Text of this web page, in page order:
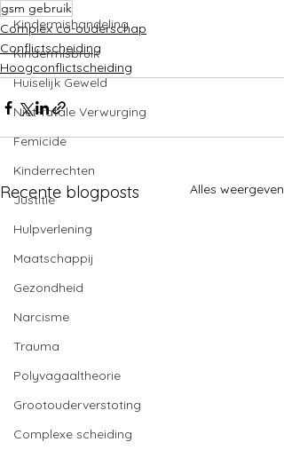
Kindermishandeling
Kindermisbruik
Huiselijk Geweld
Niet-fatale Verwurging
Femicide
Kinderrechten
Justitie
Hulpverlening
Maatschappij
Gezondheid
Narcisme
Trauma
Polyvagaaltheorie
Grootouderverstoting
Complexe scheiding
gsm gebruik
Complex co-ouderschap
Conflictscheiding
Hoogconflictscheiding
Recente blogposts Alles weergeven